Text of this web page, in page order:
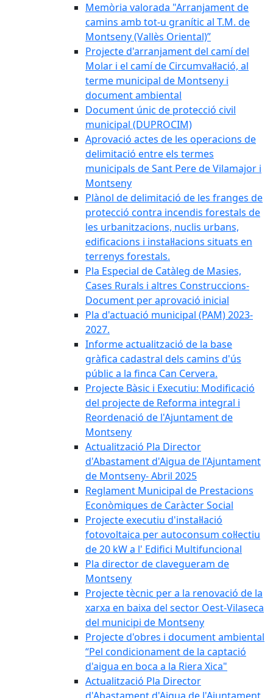
Memòria valorada "Arranjament de
camins amb tot-u granític al T.M. de
Montseny (Vallès Oriental)”
Projecte d'arranjament del camí del
Molar i el camí de Circumval·lació, al
terme municipal de Montseny i
document ambiental
Document únic de protecció civil
municipal (DUPROCIM)
Aprovació actes de les operacions de
delimitació entre els termes
municipals de Sant Pere de Vilamajor i
Montseny
Plànol de delimitació de les franges de
protecció contra incendis forestals de
les urbanitzacions, nuclis urbans,
edificacions i instal·lacions situats en
terrenys forestals.
Pla Especial de Catàleg de Masies,
Cases Rurals i altres Construccions-
Document per aprovació inicial
Pla d'actuació municipal (PAM) 2023-
2027.
Informe actualització de la base
gràfica cadastral dels camins d'ús
públic a la finca Can Cervera.
Projecte Bàsic i Executiu: Modificació
del projecte de Reforma integral i
Reordenació de l'Ajuntament de
Montseny
Actualització Pla Director
d'Abastament d'Aigua de l'Ajuntament
de Montseny- Abril 2025
Reglament Municipal de Prestacions
Econòmiques de Caràcter Social
Projecte executiu d'instal·lació
fotovoltaica per autoconsum col·lectiu
de 20 kW a l' Edifici Multifuncional
Pla director de clavegueram de
Montseny
Projecte tècnic per a la renovació de la
xarxa en baixa del sector Oest-Vilaseca
del municipi de Montseny
Projecte d'obres i document ambiental
“Pel condicionament de la captació
d'aigua en boca a la Riera Xica"
Actualització Pla Director